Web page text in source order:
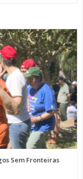
Sem Fronteiras